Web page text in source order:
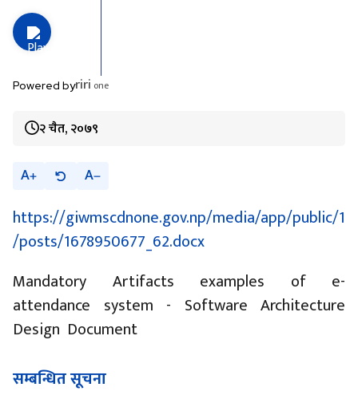
Powered byriri one
२ चैत, २०७९
A A
https://giwmscdnone.gov.np/media/app/public/1
/posts/1678950677_62.docx
Mandatory Artifacts examples of e-
attendance system - Software Architecture
Design Document
सम्बन्धित सूचना